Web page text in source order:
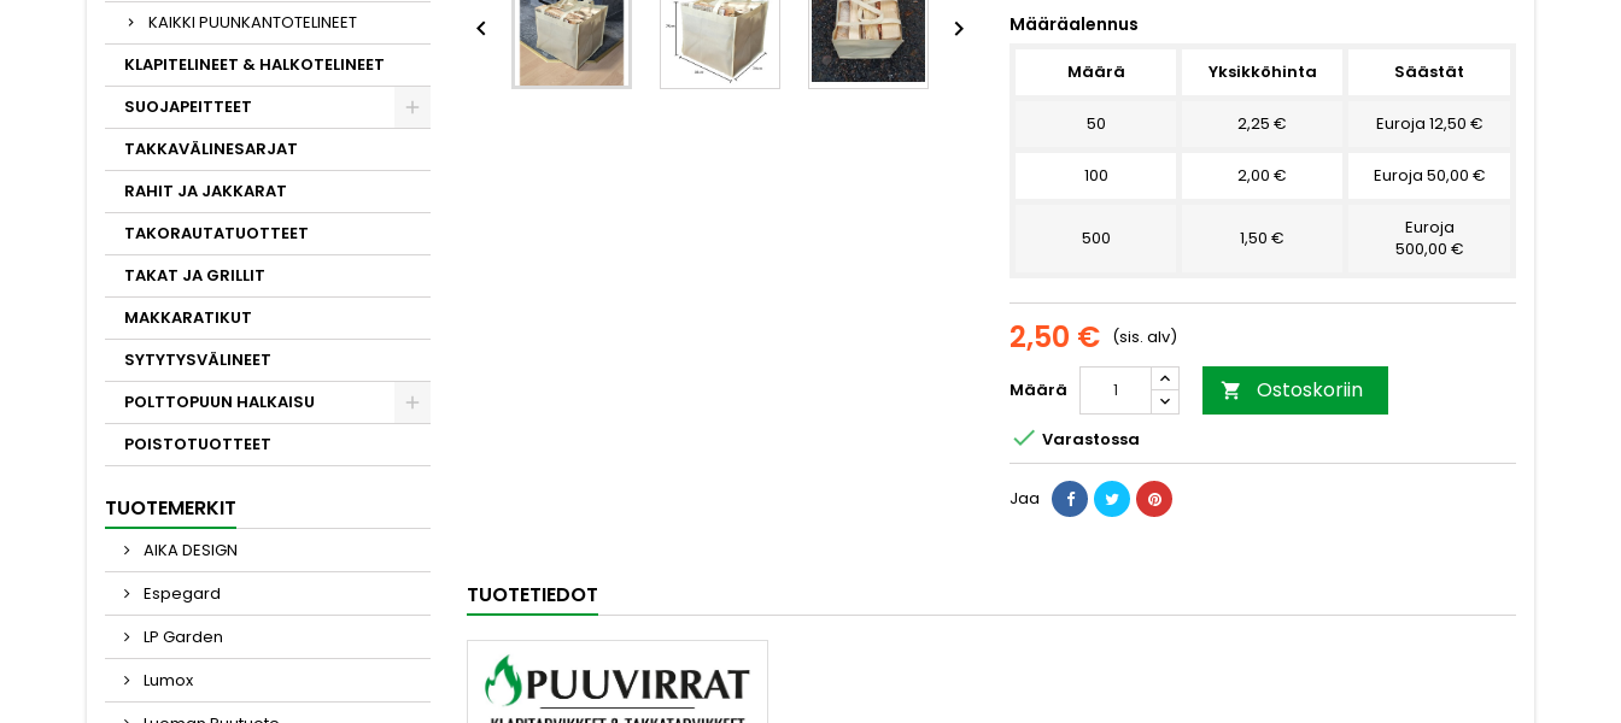
KAIKKI PUUNKANTOTELINEET
KLAPITELINEET & HALKOTELINEET
SUOJAPEITTEET
TAKKAVÄLINESARJAT
RAHIT JA JAKKARAT
TAKORAUTATUOTTEET
TAKAT JA GRILLIT
MAKKARATIKUT
SYTYTYSVÄLINEET
POLTTOPUUN HALKAISU
POISTOTUOTTEET
TUOTEMERKIT
AIKA DESIGN
Espegard
LP Garden
Lumox
  Määräalennus
Määrä Yksikköhinta Säästät
50 2,25 € Euroja 12,50 €
100 2,00 € Euroja 50,00 €
500 1,50 €
Euroja
500,00 €
2,50 € (sis. alv)
Määrä  Ostoskoriin
 Varastossa
Jaa
TUOTETIEDOT